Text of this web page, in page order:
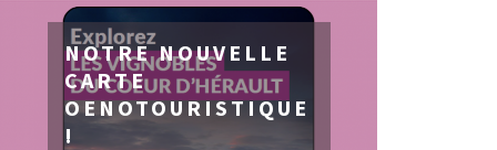
NOTRE NOUVELLE
CARTE
OENOTOURISTIQUE
!